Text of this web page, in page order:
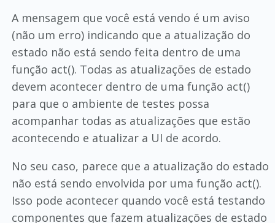
A mensagem que você está vendo é um aviso
(não um erro) indicando que a atualização do
estado não está sendo feita dentro de uma
função act(). Todas as atualizações de estado
devem acontecer dentro de uma função act()
para que o ambiente de testes possa
acompanhar todas as atualizações que estão
acontecendo e atualizar a UI de acordo.
No seu caso, parece que a atualização do estado
não está sendo envolvida por uma função act().
Isso pode acontecer quando você está testando
componentes que fazem atualizações de estado